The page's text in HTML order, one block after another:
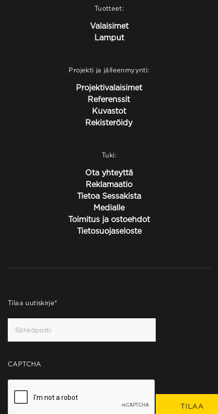
Tuotteet:
Valaisimet
Lamput
Projekti ja jälleenmyynti:
Projektivalaisimet
Referenssit
Kuvastot
Rekisteröidy
Tuki:
Ota yhteyttä
Reklamaatio
Tietoa Sessakista
Medialle
Toimitus ja ostoehdot
Tietosuojaseloste
Tilaa uutiskirje*
CAPTCHA